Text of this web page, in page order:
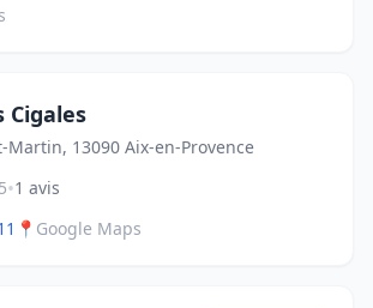
Cigales
Martin, 13090 Aix-en-Provence
•1 avis
📍 Google Maps